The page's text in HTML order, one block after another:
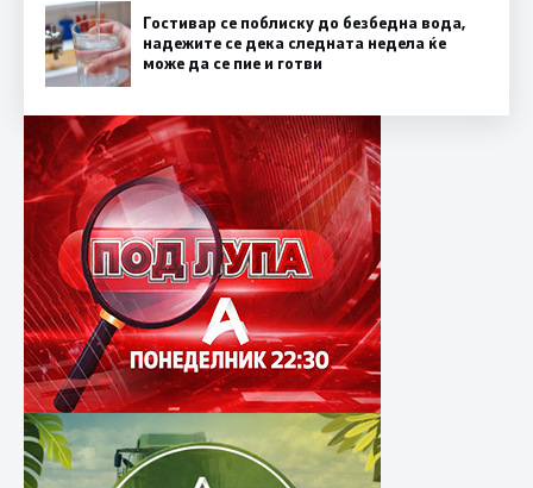
Гостивар се поблиску до безбедна вода,
надежите се дека следната недела ќе
може да се пие и готви